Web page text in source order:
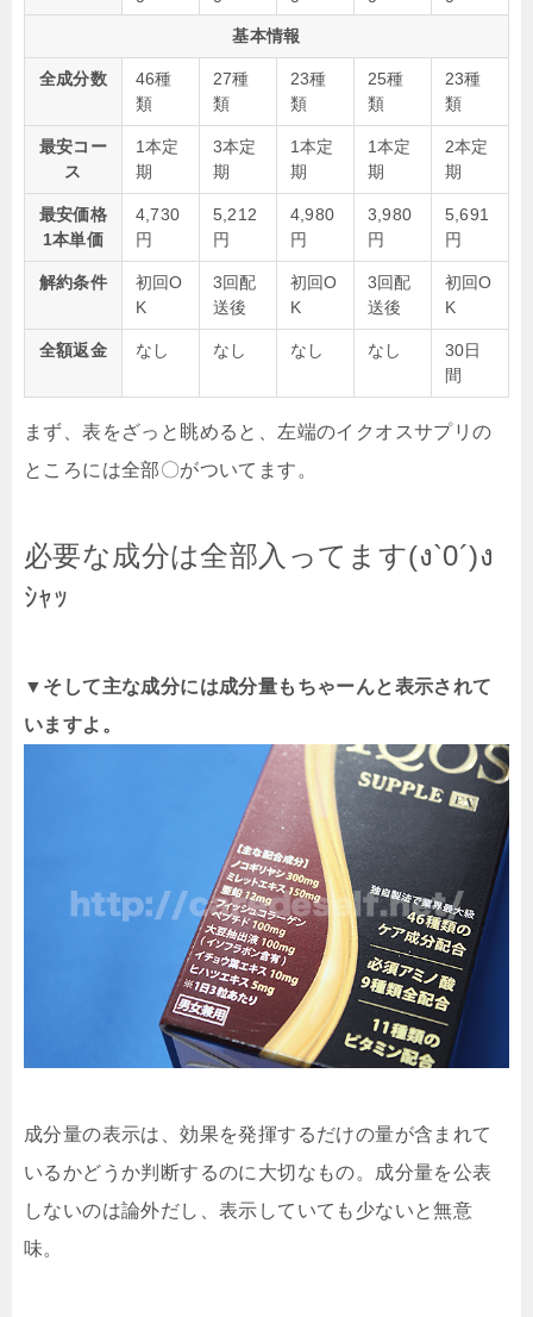
基本情報
全成分数
46種
類
27種
類
23種
類
25種
類
23種
類
最安コー
ス
1本定
期
3本定
期
1本定
期
1本定
期
2本定
期
最安価格
1本単価
4,730
円
5,212
円
4,980
円
3,980
円
5,691
円
解約条件
初回O
K
3回配
送後
初回O
K
3回配
送後
初回O
K
全額返金 なし なし なし なし
30日
間
まず、表をざっと眺めると、左端のイクオスサプリの
ところには全部〇がついてます。
必要な成分は全部入ってます(ง`0´)ง
ｼｬｯ
▼そして主な成分には成分量もちゃーんと表示されて
いますよ。
成分量の表示は、効果を発揮するだけの量が含まれて
いるかどうか判断するのに大切なもの。成分量を公表
しないのは論外だし、表示していても少ないと無意
味。